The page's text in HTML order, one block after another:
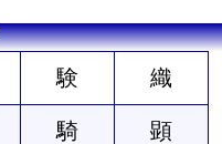
験 織
騎 顕